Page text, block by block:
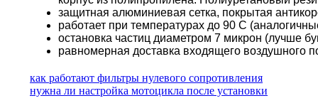
защитная алюминиевая сетка, покрытая
работает при температурах до 90 С
остановка частиц диаметром 7 микрон (лучше
равномерная доставка входящего воздушного
как работают фильтры нулевого сопротивления
нужна ли настройка мотоцикла после установки